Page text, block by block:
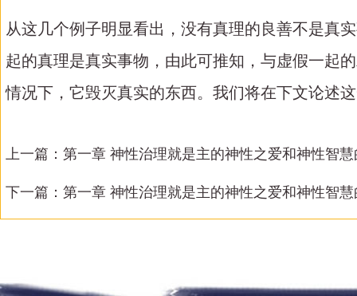
从这几个例子明显看出，没有真理的良善不是真
起的真理是真实事物，由此可推知，与虚假一起
情况下，它毁灭真实的东西。我们将在下文论述
上一篇： 第一章 神性治理就是主的神性之爱和神性智
下一篇： 第一章 神性治理就是主的神性之爱和神性智